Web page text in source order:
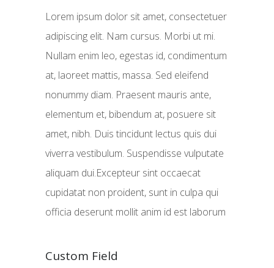
Lorem ipsum dolor sit amet, consectetuer
adipiscing elit. Nam cursus. Morbi ut mi.
Nullam enim leo, egestas id, condimentum
at, laoreet mattis, massa. Sed eleifend
nonummy diam. Praesent mauris ante,
elementum et, bibendum at, posuere sit
amet, nibh. Duis tincidunt lectus quis dui
viverra vestibulum. Suspendisse vulputate
aliquam dui.Excepteur sint occaecat
cupidatat non proident, sunt in culpa qui
officia deserunt mollit anim id est laborum
Custom Field